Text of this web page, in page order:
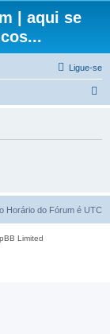
| aqui se
Ligue-se
a
Horário do Fórum é UTC
Limited